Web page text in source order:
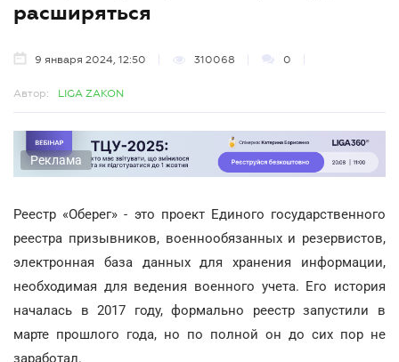
расширяться
9 января 2024, 12:50 310068 0
Автор: LIGA ZAKON
Реклама
Реестр «Оберег» - это проект Единого государственного
реестра призывников, военнообязанных и резервистов,
электронная база данных для хранения информации,
необходимая для ведения военного учета. Его история
началась в 2017 году, формально реестр запустили в
марте прошлого года, но по полной он до сих пор не
заработал.